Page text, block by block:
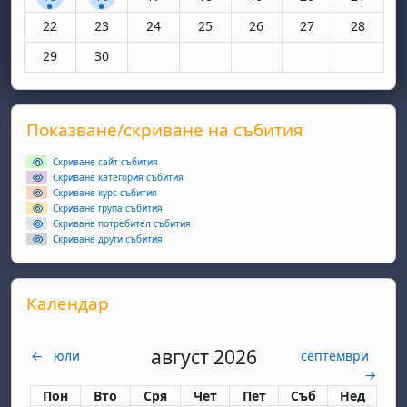
Няма събития, понеделник, 22 юни
22 Няма събития, вторник, 23 юни
23 Няма събития, сряда, 24 юни
24 Няма събития, четвъртък, 25 юни
25 Няма събития, петък, 26
26 Няма събития,
27 Няма
28
Няма събития, понеделник, 29 юни
29 Няма събития, вторник, 30 юни
30
Supplementary blocks
Прескочи Показване/скриване на събития
Показване/скриване на събития
Скриване сайт събития
Скриване категория събития
Скриване курс събития
Скриване група събития
Скриване потребител събития
Скриване други събития
Прескочи Календар
Календар
← юли август 2026
септември
→
Понеделник
Пон вторник
Вто сряда
Сря четвъртък
Чет петък
Пет събота
Съб неделя
Нед